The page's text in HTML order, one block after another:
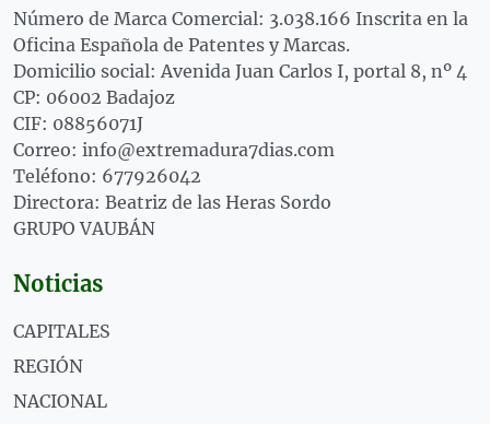
Número de Marca Comercial: 3.038.166 Inscrita en la
Oficina Española de Patentes y Marcas.
Domicilio social: Avenida Juan Carlos I, portal 8, nº 4
CP: 06002 Badajoz
CIF: 08856071J
Correo: info@extremadura7dias.com
Teléfono: 677926042
Directora: Beatriz de las Heras Sordo
GRUPO VAUBÁN
Noticias
CAPITALES
REGIÓN
NACIONAL